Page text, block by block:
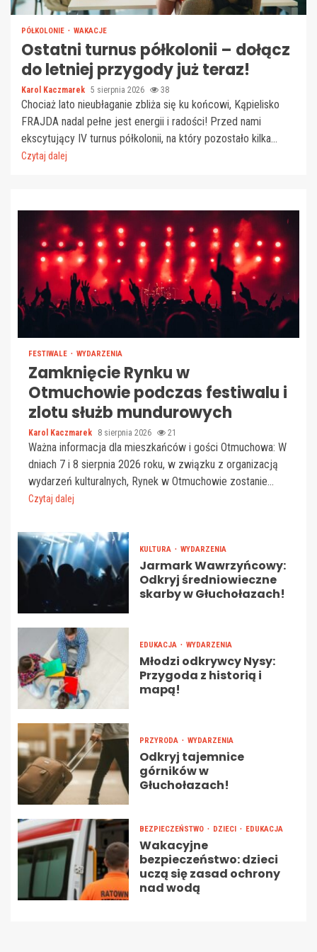
PÓŁKOLONIE WAKACJE
Ostatni turnus półkolonii – dołącz
do letniej przygody już teraz!
Karol Kaczmarek 5 sierpnia 2026 38
Chociaż lato nieubłaganie zbliża się ku końcowi, Kąpielisko
FRAJDA nadal pełne jest energii i radości! Przed nami
ekscytujący IV turnus półkolonii, na który pozostało kilka...
Czytaj dalej
FESTIWALE WYDARZENIA
Zamknięcie Rynku w
Otmuchowie podczas festiwalu i
zlotu służb mundurowych
Karol Kaczmarek 8 sierpnia 2026 21
Ważna informacja dla mieszkańców i gości Otmuchowa: W
dniach 7 i 8 sierpnia 2026 roku, w związku z organizacją
wydarzeń kulturalnych, Rynek w Otmuchowie zostanie...
Czytaj dalej
KULTURA WYDARZENIA
Jarmark Wawrzyńcowy:
Odkryj średniowieczne
skarby w Głuchołazach!
EDUKACJA WYDARZENIA
Młodzi odkrywcy Nysy:
Przygoda z historią i
mapą!
PRZYRODA WYDARZENIA
Odkryj tajemnice
górników w
Głuchołazach!
BEZPIECZEŃSTWO DZIECI EDUKACJA
Wakacyjne
bezpieczeństwo: dzieci
uczą się zasad ochrony
nad wodą